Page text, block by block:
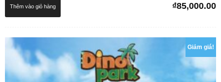
₫85,000.00
Thêm vào giỏ hàng
Giảm giá!